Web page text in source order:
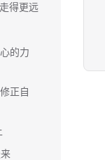
得更远
的力
正自